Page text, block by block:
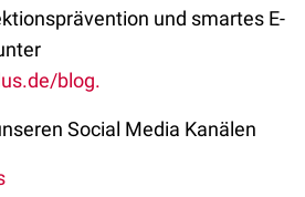
und smartes E-
blog.
Social Media Kanälen